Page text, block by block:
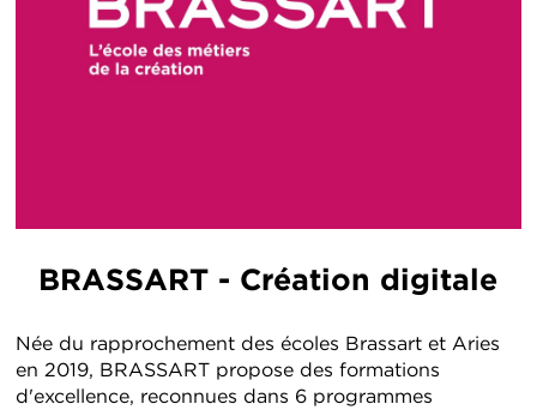
BRASSART - Création digitale
Née du rapprochement des écoles Brassart et Aries
en 2019, BRASSART propose des formations
d'excellence, reconnues dans 6 programmes